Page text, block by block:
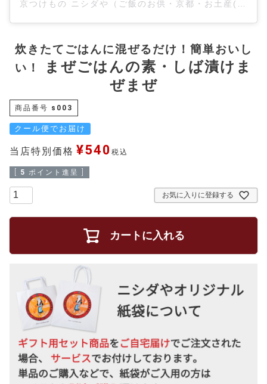
炊きたてごはんに混ぜるだけ！簡単おいし
い！
まぜごはんの素・しば漬けま
ぜまぜ
商品番号 s003
クール便でお届け
当店特別価格 ¥540 税込
5 ポイント進呈 ]
お気に入りに登録する
カートに入れる